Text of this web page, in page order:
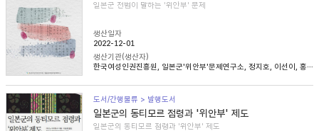
일본군 전범이 말하는 '위안부' 문제
생산일자
2022-12-01
생산기관(생산자)
한국여성인권진흥원, 일본군'위안부'문제연구소, 정지호, 이선이, 홍영미, 김승래
도서/간행물류 > 발행도서
일본군의 동티모르 점령과 '위안부' 제도
일본군의 동티모르 점령과 '위안부' 제도